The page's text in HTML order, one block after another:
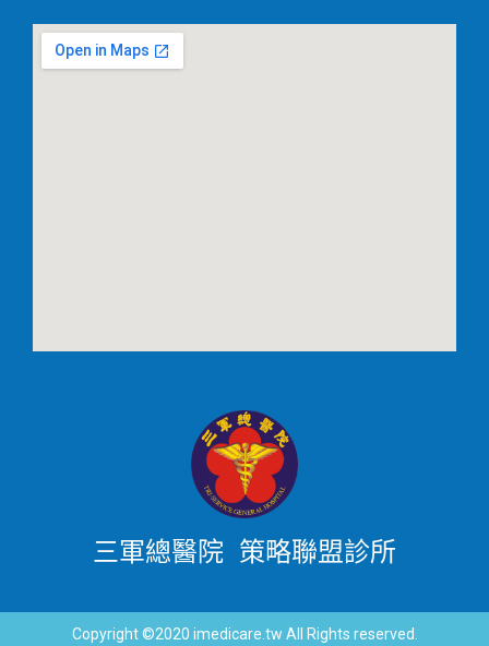
三軍總醫院 策略聯盟診所
Copyright ©2020 imedicare.tw All Rights reserved.